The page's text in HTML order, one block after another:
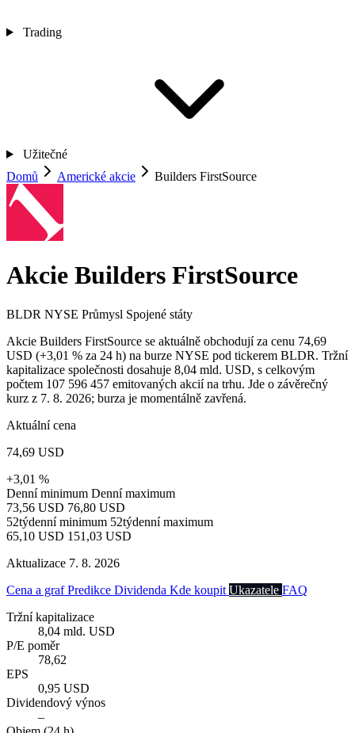
Trading
Užitečné
Domů
Americké akcie Builders FirstSource
Akcie Builders FirstSource
BLDR NYSE Průmysl Spojené státy
Akcie Builders FirstSource se aktuálně obchodují za cenu 74,69
USD (+3,01 % za 24 h) na burze NYSE pod tickerem BLDR. Tržní
kapitalizace společnosti dosahuje 8,04 mld. USD, s celkovým
počtem 107 596 457 emitovaných akcií na trhu. Jde o závěrečný
kurz z 7. 8. 2026; burza je momentálně zavřená.
Aktuální cena
74,69 USD
+3,01 %
Denní minimum Denní maximum
73,56 USD 76,80 USD
52týdenní minimum 52týdenní maximum
65,10 USD 151,03 USD
Aktualizace 7. 8. 2026
Cena a grafPredikce Dividenda Kde koupit Ukazatele FAQ
Tržní kapitalizace
8,04 mld. USD
P/E poměr
78,62
EPS
0,95 USD
Dividendový výnos
–